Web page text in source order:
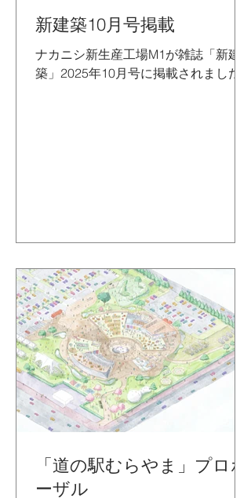
新建築10月号掲載
ナカニシ新生産工場M1が雑誌「新建
築」2025年10月号に掲載されました。
「道の駅むらやま」プロポ
ーザル